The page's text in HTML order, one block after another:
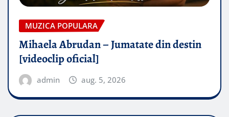
MUZICA POPULARA
Mihaela Abrudan – Jumatate din destin
[videoclip oficial]
admin aug. 5, 2026